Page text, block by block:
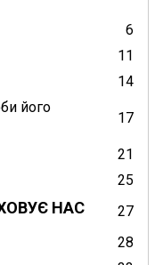
6
11
14
його
17
21
25
НАС
27
28